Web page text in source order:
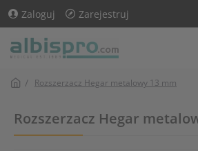
Zaloguj Zarejestruj
Rozszerzacz Hegar metalowy 13 mm
Rozszerzacz Hegar